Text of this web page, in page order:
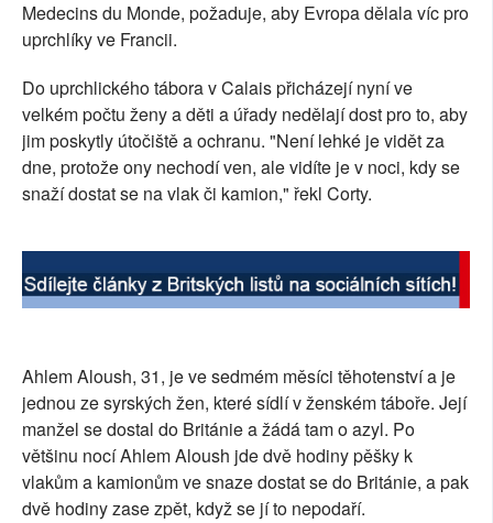
Medecins du Monde, požaduje, aby Evropa dělala víc pro
uprchlíky ve Francii.
Do uprchlického tábora v Calais přicházejí nyní ve
velkém počtu ženy a děti a úřady nedělají dost pro to, aby
jim poskytly útočiště a ochranu. "Není lehké je vidět za
dne, protože ony nechodí ven, ale vidíte je v noci, kdy se
snaží dostat se na vlak či kamion," řekl Corty.
Ahlem Aloush, 31, je ve sedmém měsíci těhotenství a je
jednou ze syrských žen, které sídlí v ženském táboře. Její
manžel se dostal do Británie a žádá tam o azyl. Po
většinu nocí Ahlem Aloush jde dvě hodiny pěšky k
vlakům a kamionům ve snaze dostat se do Británie, a pak
dvě hodiny zase zpět, když se jí to nepodaří.